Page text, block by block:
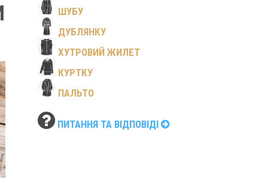
ШУБУ
ДУБЛЯНКУ
ХУТРОВИЙ ЖИЛЕТ
КУРТКУ
ПАЛЬТО
ПИТАННЯ ТА ВІДПОВІДІ